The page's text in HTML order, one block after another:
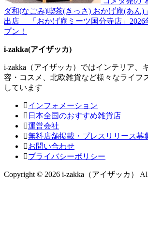
ダ和(なごみ)喫茶(きっさ) おかげ庵(あん)
出店 「おかげ庵ミーツ国分寺店」2026
プン！
i-zakka(アイザッカ)
i-zakka（アイザッカ）ではインテリア、
容・コスメ、北欧雑貨など様々なライフ
しています
インフォメーション
日本全国のおすすめ雑貨店
運営会社
無料店舗掲載・プレスリリース募
お問い合わせ
プライバシーポリシー
Copyright © 2026 i-zakka（アイザッカ） All